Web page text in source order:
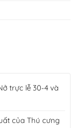
trực lễ 30-4 và
của Thú cưng